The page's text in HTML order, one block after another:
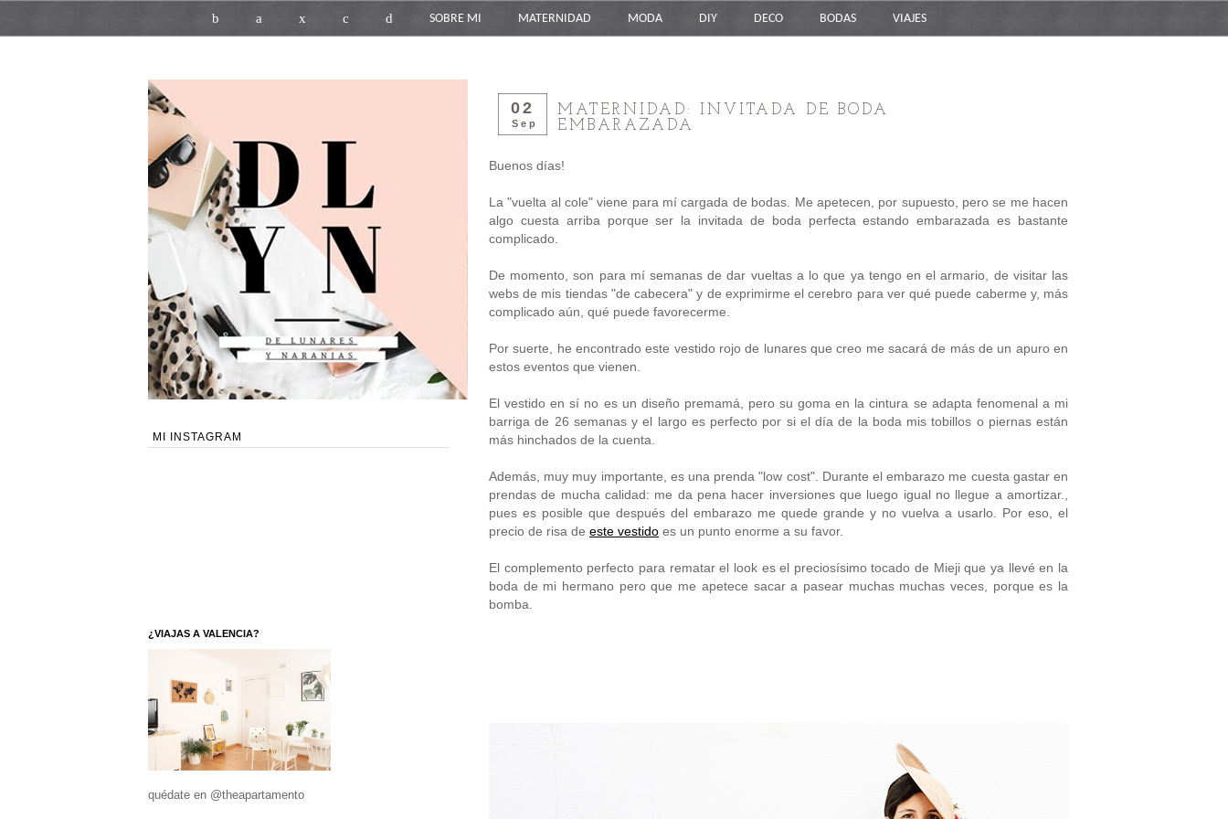
b a x c d SOBRE MI MATERNIDAD MODA DIY DECO BODAS VIAJES
02
Sep
MATERNIDAD: INVITADA DE BODA
EMBARAZADA
Buenos días!
La "vuelta al cole" viene para mí cargada de bodas. Me apetecen, por supuesto, pero se me hacen
algo cuesta arriba porque ser la invitada de boda perfecta estando embarazada es bastante
complicado.
De momento, son para mí semanas de dar vueltas a lo que ya tengo en el armario, de visitar las
webs de mis tiendas "de cabecera" y de exprimirme el cerebro para ver qué puede caberme y, más
complicado aún, qué puede favorecerme.
Por suerte, he encontrado este vestido rojo de lunares que creo me sacará de más de un apuro en
estos eventos que vienen.
El vestido en sí no es un diseño premamá, pero su goma en la cintura se adapta fenomenal a mi
barriga de 26 semanas y el largo es perfecto por si el día de la boda mis tobillos o piernas están
más hinchados de la cuenta.
Además, muy muy importante, es una prenda "low cost". Durante el embarazo me cuesta gastar en
prendas de mucha calidad: me da pena hacer inversiones que luego igual no llegue a amortizar.,
pues es posible que después del embarazo me quede grande y no vuelva a usarlo. Por eso, el
precio de risa de este vestido es un punto enorme a su favor.
El complemento perfecto para rematar el look es el preciosísimo tocado de Mieji que ya llevé en la
boda de mi hermano pero que me apetece sacar a pasear muchas muchas veces, porque es la
bomba.
MI INSTAGRAM
¿VIAJAS A VALENCIA?
quédate en @theapartamento